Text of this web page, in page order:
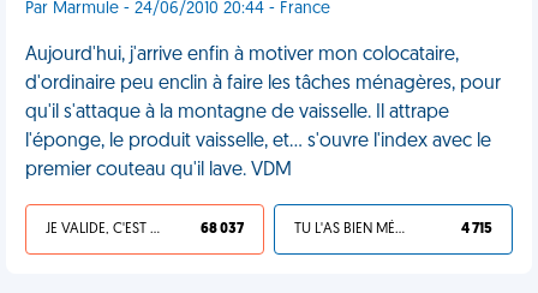
Par Marmule - 24/06/2010 20:44 - France
Aujourd'hui, j'arrive enfin à motiver mon colocataire,
d'ordinaire peu enclin à faire les tâches ménagères, pour
qu'il s'attaque à la montagne de vaisselle. Il attrape
l'éponge, le produit vaisselle, et... s'ouvre l'index avec le
premier couteau qu'il lave. VDM
JE VALIDE, C'EST UNE VDM 68 037 TU L'AS BIEN MÉRITÉ 4 715